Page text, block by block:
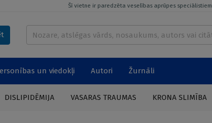
Šī vietne ir paredzēta veselības aprūpes speciālistiem
un viedokļi Autori Žurnāli
DISLIPIDĒMIJA VASARAS TRAUMAS KRONA SLIMĪBA